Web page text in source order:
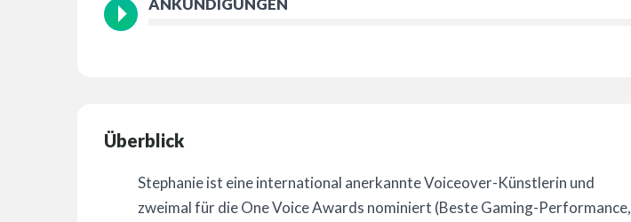
ANKÜNDIGUNGEN
Überblick
Stephanie ist eine international anerkannte Voiceover-Künstlerin und
zweimal für die One Voice Awards nominiert (Beste Gaming-Performance,